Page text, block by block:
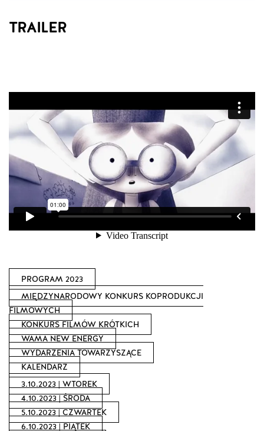
TRAILER
PROGRAM 2023
MIĘDZYNARODOWY KONKURS KOPRODUKCJI
FILMOWYCH
KONKURS FILMÓW KRÓTKICH
WAMA NEW ENERGY
WYDARZENIA TOWARZYSZĄCE
KALENDARZ
3.10.2023 | WTOREK
4.10.2023 | ŚRODA
5.10.2023 | CZWARTEK
6.10.2023 | PIĄTEK